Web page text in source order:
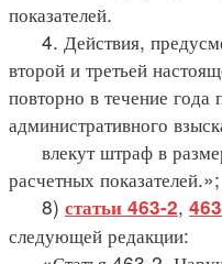
показателей.
4. Действия,
второй и третьей
повторно в течение года
административного
влекут штраф в
расчетных показателей.»;
8) статьи 463-2,
следующей редакции: